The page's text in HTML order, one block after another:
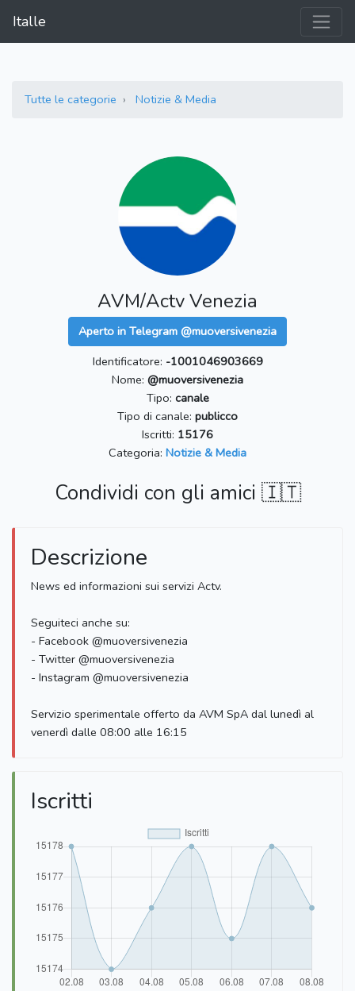
Italle
Tutte le categorie Notizie & Media
AVM/Actv Venezia
Aperto in Telegram @muoversivenezia
Identificatore: -1001046903669
Nome: @muoversivenezia
Tipo: canale
Tipo di canale: publicco
Iscritti: 15176
Categoria: Notizie & Media
Condividi con gli amici 🇮🇹
Descrizione
News ed informazioni sui servizi Actv.
Seguiteci anche su:
- Facebook @muoversivenezia
- Twitter @muoversivenezia
- Instagram @muoversivenezia
Servizio sperimentale offerto da AVM SpA dal lunedì al
venerdì dalle 08:00 alle 16:15
Iscritti